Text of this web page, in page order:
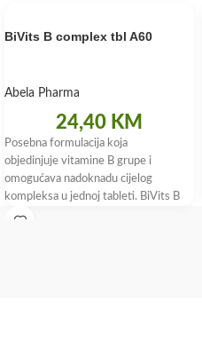
BiVits B complex tbl A60
Abela Pharma
24,40 KM
Posebna formulacija koja
objedinjuje vitamine B grupe i
omogućava nadoknadu cijelog
kompleksa u jednoj tableti. BiVits B
complex sadrži aktivni oblik folne